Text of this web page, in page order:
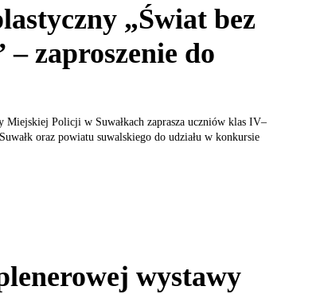
„Świat bez
– zaproszenie do
Miejskiej Policji w Suwałkach zaprasza uczniów klas IV–
oraz powiatu suwalskiego do udziału w konkursie
wystawy